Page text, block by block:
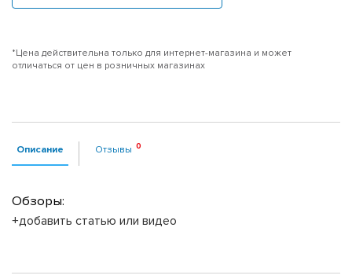
*Цена действительна только для интернет-магазина и может
отличаться от цен в розничных магазинах
Описание Отзывы
Обзоры:
+добавить статью или видео